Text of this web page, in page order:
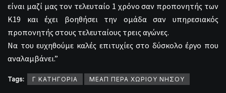
είναι μαζί μας τον τελευταίο 1 χρόνο σαν προπονητής των
Κ19 και έχει βοηθήσει την ομάδα σαν υπηρεσιακός
προπονητής στους τελευταίους τρεις αγώνες.
Να του ευχηθούμε καλές επιτυχίες στο δύσκολο έργο που
αναλαμβάνει.”
Tags: Γ ΚΑΤΗΓΟΡΙΑ ΜΕΑΠ ΠΕΡΑ ΧΩΡΙΟΥ ΝΗΣΟΥ